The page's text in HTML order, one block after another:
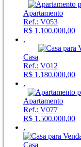
Apartamento
Ref.: V053
R$ 1.100.000,00
,
Casa
Ref.: V012
R$ 1.180.000,00
,
Apartamento
Ref.: V077
R$ 1.500.000,00
,
Casa